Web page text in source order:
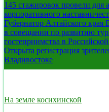
145 стажировок провели для
корпоративного
Губернатор Алтайского
в совещании по развитию
гостеприимства в
Открыта регистрация
Владивостоке
На земле косихинской